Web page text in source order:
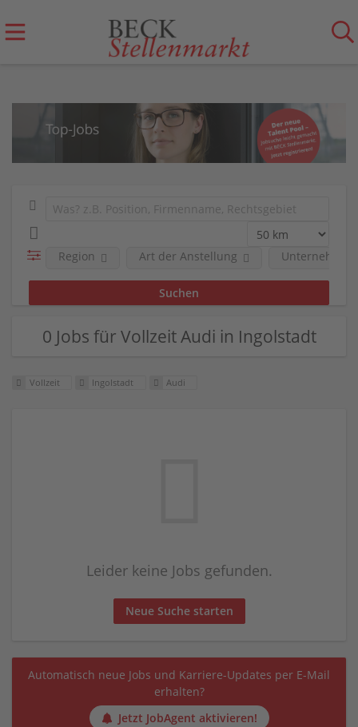
Region Art der Anstellung Unternehmen
0 Jobs für Vollzeit Audi in Ingolstadt
Vollzeit Ingolstadt Audi
Leider keine Jobs gefunden.
Neue Suche starten
Automatisch neue Jobs und Karriere-Updates per E-Mail
erhalten?
Jetzt JobAgent aktivieren!